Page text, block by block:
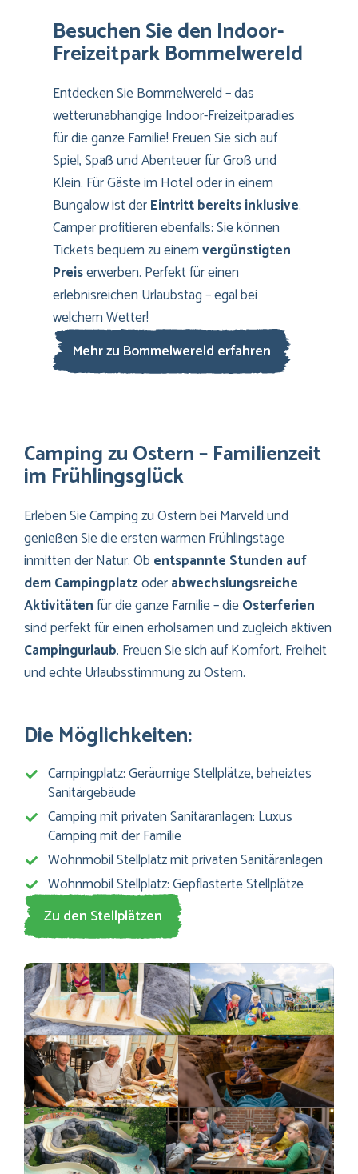
Besuchen Sie den Indoor-
Freizeitpark Bommelwereld
Entdecken Sie Bommelwereld – das
wetterunabhängige Indoor-Freizeitparadies
für die ganze Familie! Freuen Sie sich auf
Spiel, Spaß und Abenteuer für Groß und
Klein. Für Gäste im Hotel oder in einem
Bungalow ist derEintritt bereits inklusive.
Camper profitieren ebenfalls: Sie können
Tickets bequem zu einemvergünstigten
Preiserwerben. Perfekt für einen
erlebnisreichen Urlaubstag – egal bei
welchem Wetter!
Mehr zu Bommelwereld erfahren
Camping zu Ostern – Familienzeit
im Frühlingsglück
Erleben Sie Camping zu Ostern bei Marveld und
genießen Sie die ersten warmen Frühlingstage
inmitten der Natur. Ob entspannte Stunden auf
dem Campingplatzoderabwechslungsreiche
Aktivitätenfür die ganze Familie – dieOsterferien
sind perfekt für einen erholsamen und zugleich aktiven
Campingurlaub. Freuen Sie sich auf Komfort, Freiheit
und echte Urlaubsstimmung zu Ostern.
Die Möglichkeiten:
Campingplatz: Geräumige Stellplätze, beheiztes
Sanitärgebäude
Camping mit privaten Sanitäranlagen: Luxus
Camping mit der Familie
Wohnmobil Stellplatz mit privaten Sanitäranlagen
Wohnmobil Stellplatz: Gepflasterte Stellplätze
Zu den Stellplätzen